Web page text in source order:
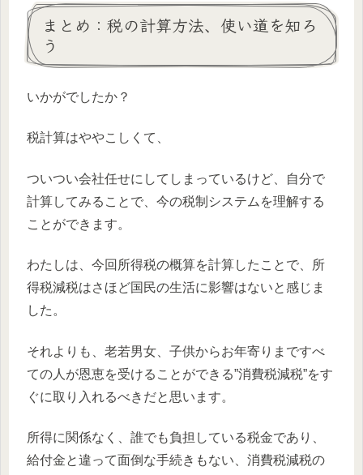
まとめ：税の計算方法、使い道を知ろ
う
いかがでしたか？
税計算はややこしくて、
ついつい会社任せにしてしまっているけど、自分で
計算してみることで、今の税制システムを理解する
ことができます。
わたしは、今回所得税の概算を計算したことで、所
得税減税はさほど国民の生活に影響はないと感じま
した。
それよりも、老若男女、子供からお年寄りまですべ
ての人が恩恵を受けることができる”消費税減税”をす
ぐに取り入れるべきだと思います。
所得に関係なく、誰でも負担している税金であり、
給付金と違って面倒な手続きもない、消費税減税の